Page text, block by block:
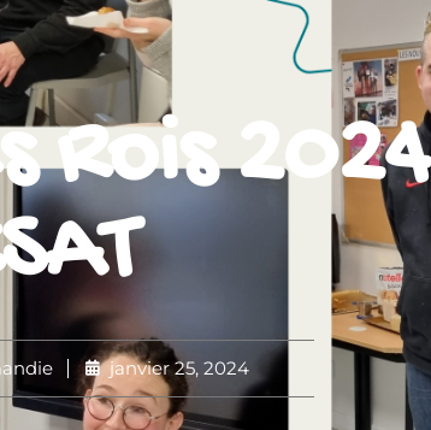
Rois
janvier 25, 2024